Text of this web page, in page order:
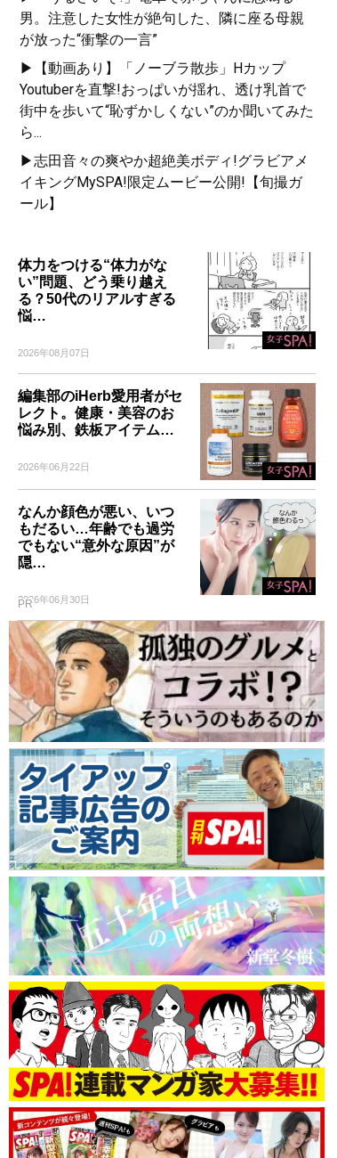
男。注意した女性が絶句した、隣に座る母親
が放った“衝撃の一言”
▶【動画あり】「ノーブラ散歩」Hカップ
Youtuberを直撃!おっぱいが揺れ、透け乳首で
街中を歩いて“恥ずかしくない”のか聞いてみた
ら...
▶志田音々の爽やか超絶美ボディ!グラビアメ
イキングMySPA!限定ムービー公開!【旬撮ガ
ール】
体力をつける“体力がな
い”問題、どう乗り越え
る？50代のリアルすぎる
悩…
2026年08月07日
編集部のiHerb愛用者がセ
レクト。健康・美容のお
悩み別、鉄板アイテム…
2026年06月22日
なんか顔色が悪い、いつ
もだるい…年齢でも過労
でもない“意外な原因”が
隠…
2026年06月30日
PR